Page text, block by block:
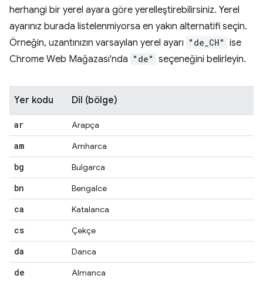
herhangi bir yerel ayara göre yerelleştirebilirsiniz. Yerel
ayarınız burada listelenmiyorsa en yakın alternatifi seçin.
Örneğin, uzantınızın varsayılan yerel ayarı "de_CH" ise
Chrome Web Mağazası'nda "de" seçeneğini belirleyin.
Yer kodu Dil (bölge)
ar Arapça
am Amharca
bg Bulgarca
bn Bengalce
ca Katalanca
cs Çekçe
da Danca
de Almanca